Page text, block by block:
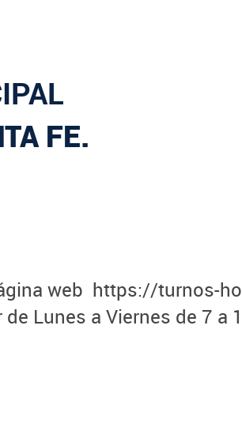
FE.
web https://turnos-
Lunes a Viernes de 7 a